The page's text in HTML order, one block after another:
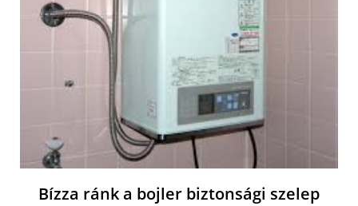
Bízza ránk a bojler biztonsági szelep